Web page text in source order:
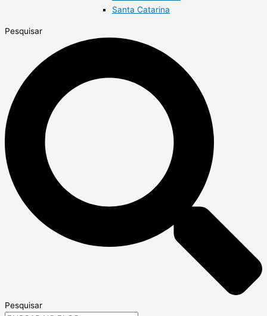
Santa Catarina
Pesquisar
Pesquisar